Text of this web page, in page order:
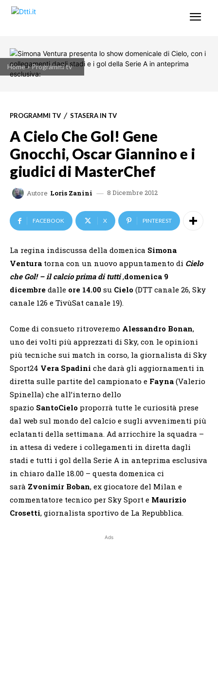
Home Programmi tv
PROGRAMMI TV STASERA IN TV
A Cielo Che Gol! Gene
Gnocchi, Oscar Giannino e i
giudici di MasterChef
Autore Loris Zanini 8 Dicembre 2012
FACEBOOK X PINTEREST
La regina indiscussa della domenica Simona
Ventura torna con un nuovo appuntamento di Cielo
che Gol! – il calcio prima di tutti,domenica 9
dicembre dalle ore 14.00 su Cielo (DTT canale 26, Sky
canale 126 e TivùSat canale 19).
Come di consueto ritroveremo Alessandro Bonan,
uno dei volti più apprezzati di Sky, con le opinioni
più tecniche sui match in corso, la giornalista di Sky
Sport24 Vera Spadini che darà gli aggiornamenti in
diretta sulle partite del campionato e Fayna (Valerio
Spinella) che all’interno dello
spazio SantoCielo proporrà tutte le curiosità prese
dal web sul mondo del calcio e sugli avvenimenti più
eclatanti della settimana. Ad arricchire la squadra –
in attesa di vedere i collegamenti in diretta dagli
stadi e tutti i gol della Serie A in anteprima esclusiva
in chiaro dalle 18.00 – questa domenica ci
sarà Zvonimir Boban, ex giocatore del Milan e
commentatore tecnico per Sky Sport e Maurizio
Crosetti, giornalista sportivo de La Repubblica.
Ads